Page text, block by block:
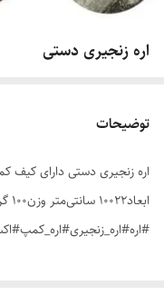
اره زنجیری دستی
توضیحات
اره زنجیری دستی دارای